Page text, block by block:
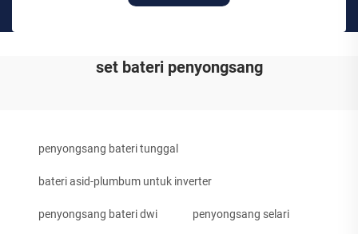
set bateri penyongsang
penyongsang bateri tunggal
bateri asid-plumbum untuk inverter
penyongsang bateri dwi penyongsang selari